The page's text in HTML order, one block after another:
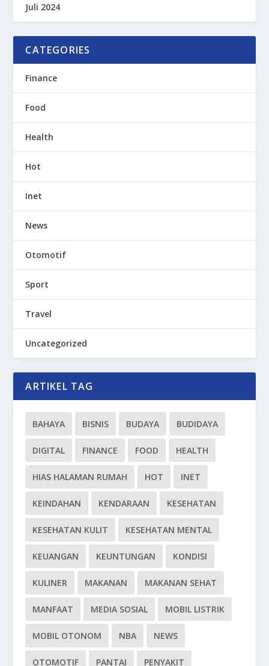
Juli 2024
CATEGORIES
Finance
Food
Health
Hot
Inet
News
Otomotif
Sport
Travel
Uncategorized
ARTIKEL TAG
BAHAYA BISNIS BUDAYA BUDIDAYA
DIGITAL FINANCE FOOD HEALTH
HIAS HALAMAN RUMAH HOT INET
KEINDAHAN KENDARAAN KESEHATAN
KESEHATAN KULIT KESEHATAN MENTAL
KEUANGAN KEUNTUNGAN KONDISI
KULINER MAKANAN MAKANAN SEHAT
MANFAAT MEDIA SOSIAL MOBIL LISTRIK
MOBIL OTONOM NBA NEWS
OTOMOTIF PANTAI PENYAKIT